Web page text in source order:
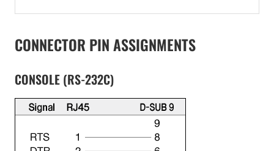
CONNECTOR PIN ASSIGNMENTS
CONSOLE (RS-232C)